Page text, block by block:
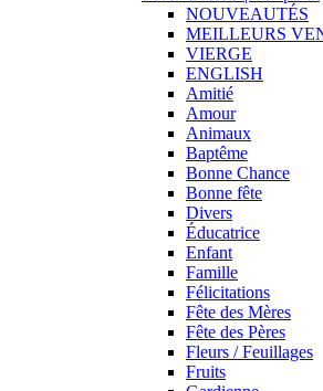
NOUVEAUTÉS
MEILLEURS
VIERGE
ENGLISH
Amitié
Amour
Animaux
Baptême
Bonne Chance
Bonne fête
Divers
Éducatrice
Enfant
Famille
Félicitations
Fête des Mères
Fête des Pères
Fleurs / Feuillages
Fruits